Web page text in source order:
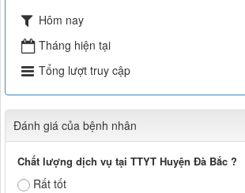
Hôm nay
Tháng hiện tại
Tổng lượt truy cập
Đánh giá của bệnh nhân
Chất lượng dịch vụ tại TTYT Huyện Đà Bắc ?
Rất tốt